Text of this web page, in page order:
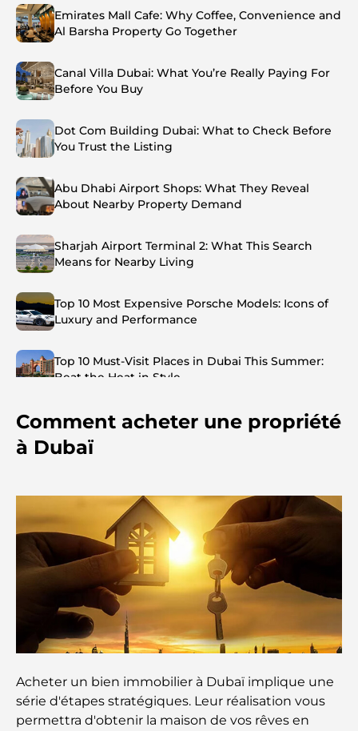
Emirates Mall Cafe: Why Coffee, Convenience and
Al Barsha Property Go Together
Canal Villa Dubai: What You’re Really Paying For
Before You Buy
Dot Com Building Dubai: What to Check Before
You Trust the Listing
Abu Dhabi Airport Shops: What They Reveal
About Nearby Property Demand
Sharjah Airport Terminal 2: What This Search
Means for Nearby Living
Top 10 Most Expensive Porsche Models: Icons of
Luxury and Performance
Top 10 Must-Visit Places in Dubai This Summer:
Beat the Heat in Style
Top 7 Busiest Airports in the World: Hub of Global
Investors and Residents
Best Schools in Downtown Dubai: A Guide for
Families
Que faire à Dubaï en été : le guide ultime pour
profiter de la chaleur
Cadeaux de luxe pour hommes : des idées de
Écoles à proximité de Palm Jumeirah : un guide
complet pour les familles
Comment acheter une propriété
à Dubaï
Acheter un bien immobilier à Dubaï implique une
série d'étapes stratégiques. Leur réalisation vous
permettra d'obtenir la maison de vos rêves en